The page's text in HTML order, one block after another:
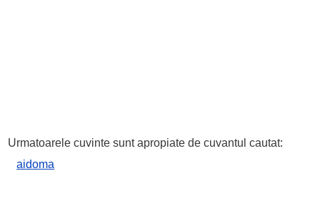
Urmatoarele cuvinte sunt apropiate de cuvantul cautat:
aidoma